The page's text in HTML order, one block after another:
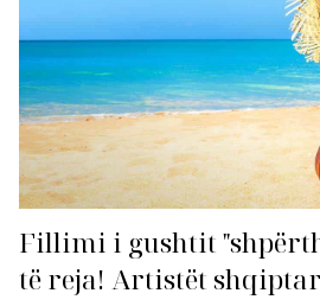
Fillimi i gushtit
të reja! Artistët